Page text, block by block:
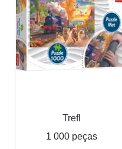
Trefl
1 000 peças